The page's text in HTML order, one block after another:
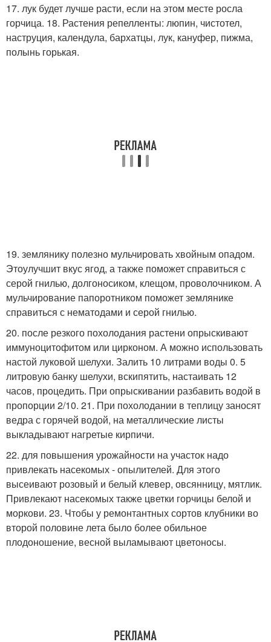
17. лук будет лучше расти, если на этом месте росла
горчица. 18. Растения репелленты: люпин, чистотел,
наструция, календула, бархатцы, лук, кануфер, пижма,
полынь горькая.
19. землянику полезно мульчировать хвойным опадом.
Этоулучшит вкус ягод, а также поможет справиться с
серой гнилью, долгоносиком, клещом, проволочником. А
мульчирование папоротником поможет землянике
справиться с нематодами и серой гнилью.
20. после резкого похолодания растени опрыскивают
иммуноцитофитом или цирконом. А можно использовать
настой луковой шелухи. Залить 10 литрами воды 0. 5
литровую банку шелухи, вскипятить, настаивать 12
часов, процедить. При опрыскивании разбавить водой в
пропорции 2/10. 21. При похолодании в теплицу заносят
ведра с горячей водой, на металлические листы
выкладывают нагретые кирпичи.
22. для повышения урожайности на участок надо
привлекать насекомых - опылителей. Для этого
высеивают розовый и белый клевер, овсянницу, мятлик.
Привлекают насекомых также цветки горчицы белой и
моркови. 23. Чтобы у ремонтантных сортов клубники во
второй половине лета было более обильное
плодоношение, весной выламывают цветоносы.